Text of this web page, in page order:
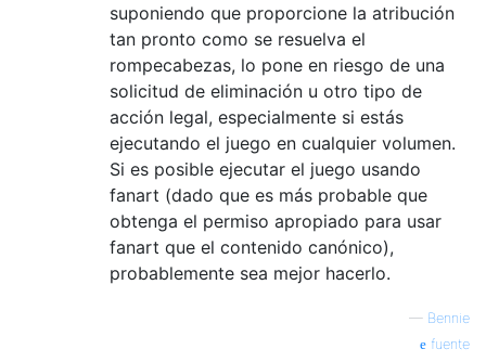
suponiendo que proporcione la atribución
tan pronto como se resuelva el
rompecabezas, lo pone en riesgo de una
solicitud de eliminación u otro tipo de
acción legal, especialmente si estás
ejecutando el juego en cualquier volumen.
Si es posible ejecutar el juego usando
fanart (dado que es más probable que
obtenga el permiso apropiado para usar
fanart que el contenido canónico),
probablemente sea mejor hacerlo.
— Bennie
fuente